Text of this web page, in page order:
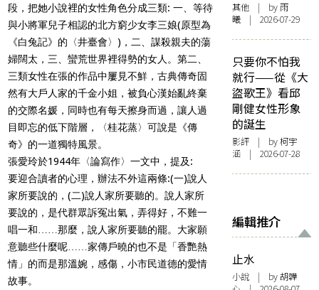
段，把她小說裡的女性角色分成三類: 一、等待
與小將軍兒子相認的北方窮少女李三娘(原型為
《白兔記》的〈井臺會〉)，二、謀殺親夫的蕩
婦闊太，三、蠻荒世界裡得勢的女人。第二、
三類女性在張的作品中屢見不鮮，古典傳奇固
然有大戶人家的千金小姐，被負心漢始亂終棄
的交際名媛，同時也有每天擦身而過，讓人過
目即忘的低下階層，〈桂花蒸〉可說是《傳
奇》的一道獨特風景。
張愛玲於1944年〈論寫作〉一文中，提及:
要迎合讀者的心理，辦法不外這兩條:(一)說人
家所要說的，(二)說人家所要聽的。說人家所
要說的，是代群眾訴冤出氣，弄得好，不難一
唱一和……那麼，說人家所要聽的罷。大家願
意聽些什麼呢……家傳戶曉的也不是「香艷熱
情」的而是那溫婉，感傷，小市民道德的愛情
故事。
其他 | by 雨
曦 | 2026-07-29
只要你不怕我
就行——從《大
盜歌王》看邱
剛健女性形象
的誕生
影評 | by 柯宇
涵 | 2026-07-28
編輯推介
止水
小說 | by 胡韡